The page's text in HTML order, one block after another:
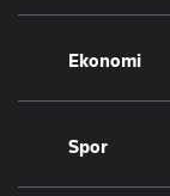
Politika
Eğitim
Ekonomi
Borsa
Altın
Spor